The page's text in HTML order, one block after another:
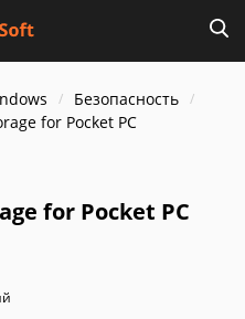
Безопасность
for Pocket PC
for Pocket PC